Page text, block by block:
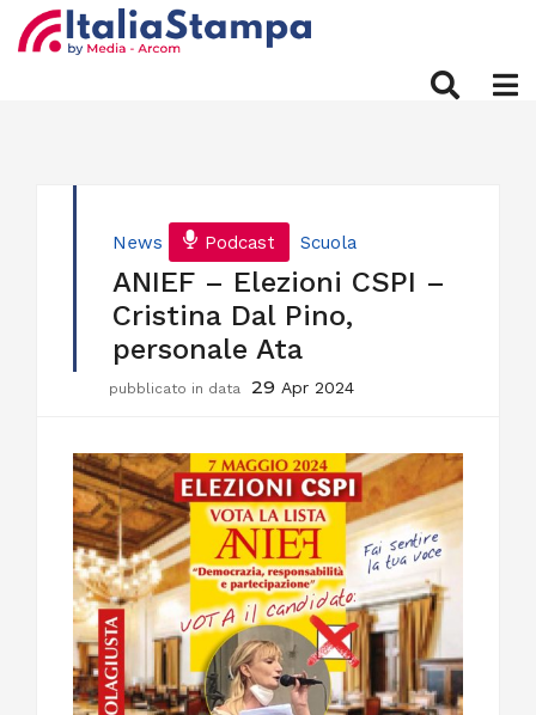
News Podcast Scuola
ANIEF – Elezioni CSPI –
Cristina Dal Pino,
personale Ata
pubblicato in data 29 Apr 2024